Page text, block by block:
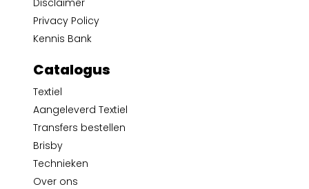
Disclaimer
Privacy Policy
Kennis Bank
Catalogus
Textiel
Aangeleverd Textiel
Transfers bestellen
Brisby
Technieken
Over ons